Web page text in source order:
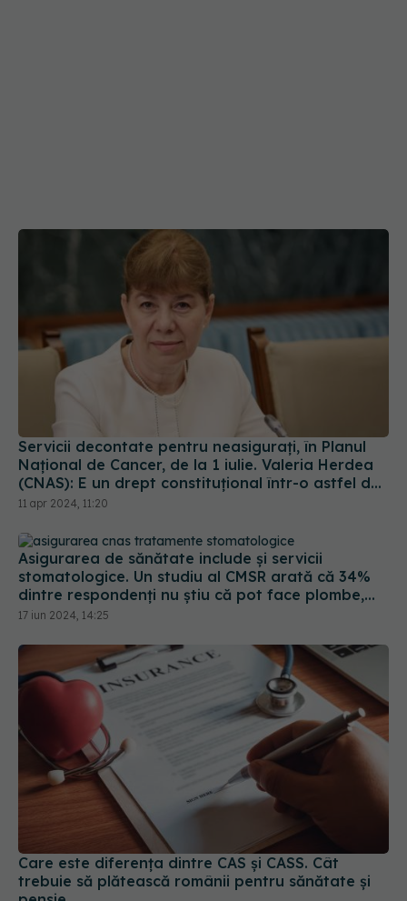
Servicii decontate pentru neasiguraţi, în Planul
Naţional de Cancer, de la 1 iulie. Valeria Herdea
(CNAS): E un drept constituţional într-o astfel de
boală. Nu e normal să moară atâţia oameni
11 apr 2024, 11:20
Asigurarea de sănătate include și servicii
stomatologice. Un studiu al CMSR arată că 34%
extracții, detartraj sau tratamente gratuite
17 iun 2024, 14:25
Care este diferența dintre CAS și CASS. Cât
trebuie să plătească românii pentru sănătate și